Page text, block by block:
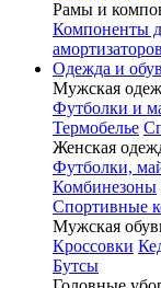
Рамы и
Компоненты
амортизаторов
Одежда и
Мужская
Футболки и
Термобелье
Женская
Футболки,
Комбинезоны
Спортивные
Мужская
Кроссовки
Бутсы